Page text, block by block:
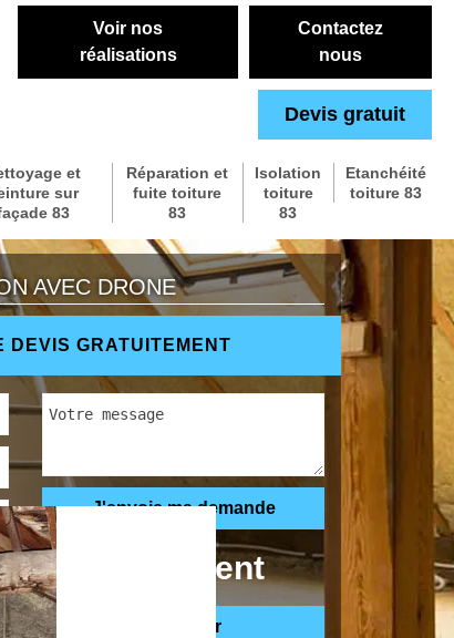
Voir nos
réalisations
Contactez
nous
Devis gratuit
et
sur
83
Réparation et
fuite toiture
83
Isolation
toiture
83
Etanchéité
toiture 83
AVEC DRONE
DEVIS GRATUITEMENT
gratuitement